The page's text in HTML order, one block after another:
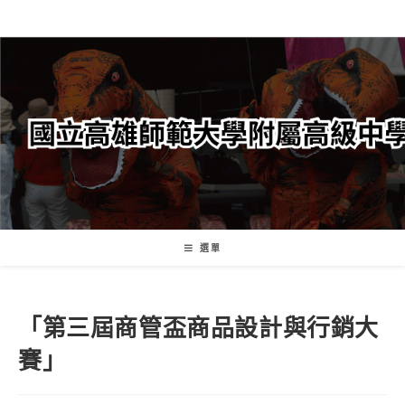
轉
要
內
容
選單
「第三屆商管盃商品設計與行銷大
賽」